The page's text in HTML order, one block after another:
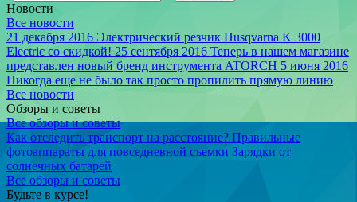
Новости
Все новости
21 декабря 2016 Электрический резчик Husqvarna K 3000
Electric со скидкой! 25 сентября 2016 Теперь в нашем магазине
представлен новый бренд инструмента ATORCH 5 июня 2016
Никогда еще не было так просто пропилить прямую линию
Все новости
Обзоры и советы
Все обзоры и советы
Как отследить транспорт на расстояние? Правильные
фотоаппараты для повседневной съемки Зарядки от
солнечных батарей
Все обзоры и советы
Будьте в курсе!